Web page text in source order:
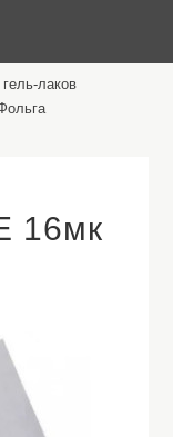
гель-лаков
16мк